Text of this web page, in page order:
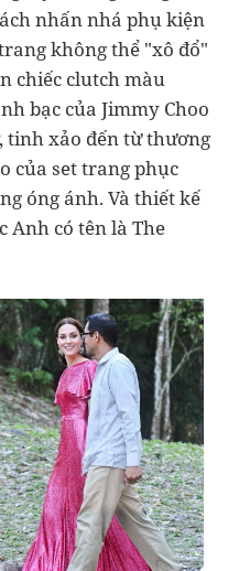
nhấn nhá phụ kiện
không thể "xô đổ"
chiếc clutch màu
bạc của Jimmy Choo
tinh xảo đến từ thương
của set trang phục
óng ánh. Và thiết kế
Anh có tên là The